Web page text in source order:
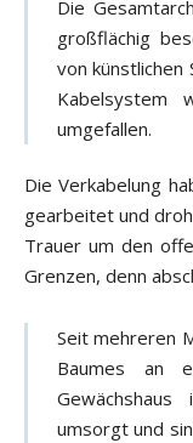
Die
großflächig
von künstlichen
Kabelsystem
umgefallen.
Die Verkabelung
gearbeitet und
Trauer um den
Grenzen, denn
Seit mehreren
Baumes an
umsorgt und